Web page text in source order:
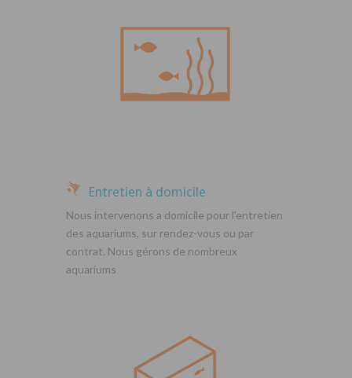
Entretien à domicile
Nous intervenons a domicile pour l’entretien
des aquariums, sur rendez-vous ou par
contrat. Nous gérons de nombreux
aquariums